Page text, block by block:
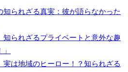
知られざる真実：彼が語らなかった
知られざるプライベートと意外な趣
実は地域のヒーロー！？知られざる